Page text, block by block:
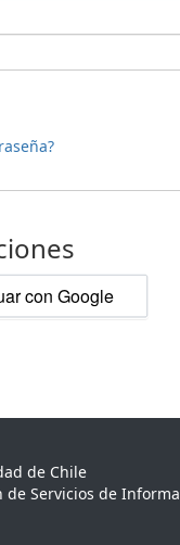
con Google
de Chile
de Servicios de